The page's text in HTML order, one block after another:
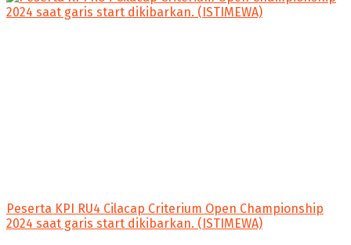
Peserta KPI RU4 Cilacap Criterium Open Championship
2024 saat garis start dikibarkan. (ISTIMEWA)